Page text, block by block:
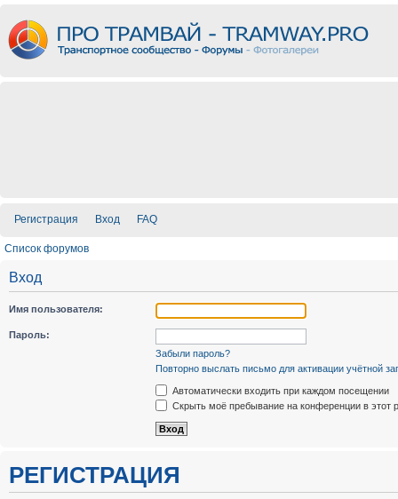
Регистрация Вход FAQ
Список форумов
Вход
Имя пользователя:
Пароль:
Забыли пароль?
Повторно выслать письмо для активации учётной
Автоматически входить при каждом посещении
Скрыть моё пребывание на конференции в этот
РЕГИСТРАЦИЯ